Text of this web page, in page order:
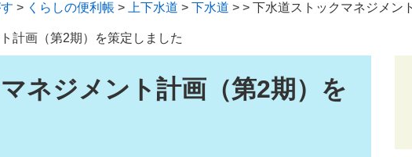
> くらしの便利帳 > 上下水道 > 下水道 > > 下水道ストックマネジメン
計画（第2期）を策定しました
ネジメント計画（第2期）を